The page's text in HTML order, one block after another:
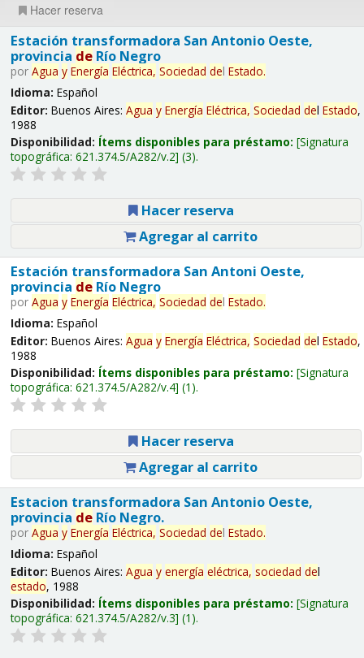
Hacer reserva
Estación transformadora San Antonio Oeste,
provincia deRío Negro
por Agua y Energía Eléctrica, Sociedad del Estado.
Idioma: Español
Editor: Buenos Aires: Agua y Energía Eléctrica, Sociedad del Estado,
1988
Disponibilidad: Ítems disponibles para préstamo: Signatura
topográfica: 621.374.5/A282/v.2 (3).
Hacer reserva
Agregar al carrito
Estación transformadora San Antoni Oeste,
provincia deRío Negro
por Agua y Energía Eléctrica, Sociedad del Estado.
Idioma: Español
Editor: Buenos Aires: Agua y Energía Eléctrica, Sociedad del Estado,
1988
Disponibilidad: Ítems disponibles para préstamo: Signatura
topográfica: 621.374.5/A282/v.4 (1).
Hacer reserva
Agregar al carrito
Estacion transformadora San Antonio Oeste,
provincia deRío Negro.
por Agua y Energía Eléctrica, Sociedad del Estado.
Idioma: Español
Editor: Buenos Aires: Agua y energía eléctrica, sociedad del
estado, 1988
Disponibilidad: Ítems disponibles para préstamo: Signatura
topográfica: 621.374.5/A282/v.3 (1).